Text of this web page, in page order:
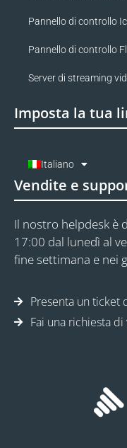
Pannello di controllo
Pannello di controllo
Server di streaming
Imposta la tua
Italiano
Vendite e
Il nostro helpdesk è
17:00 dal lunedì al
fine settimana e nei
Presenta un ticket
Fai una richiesta